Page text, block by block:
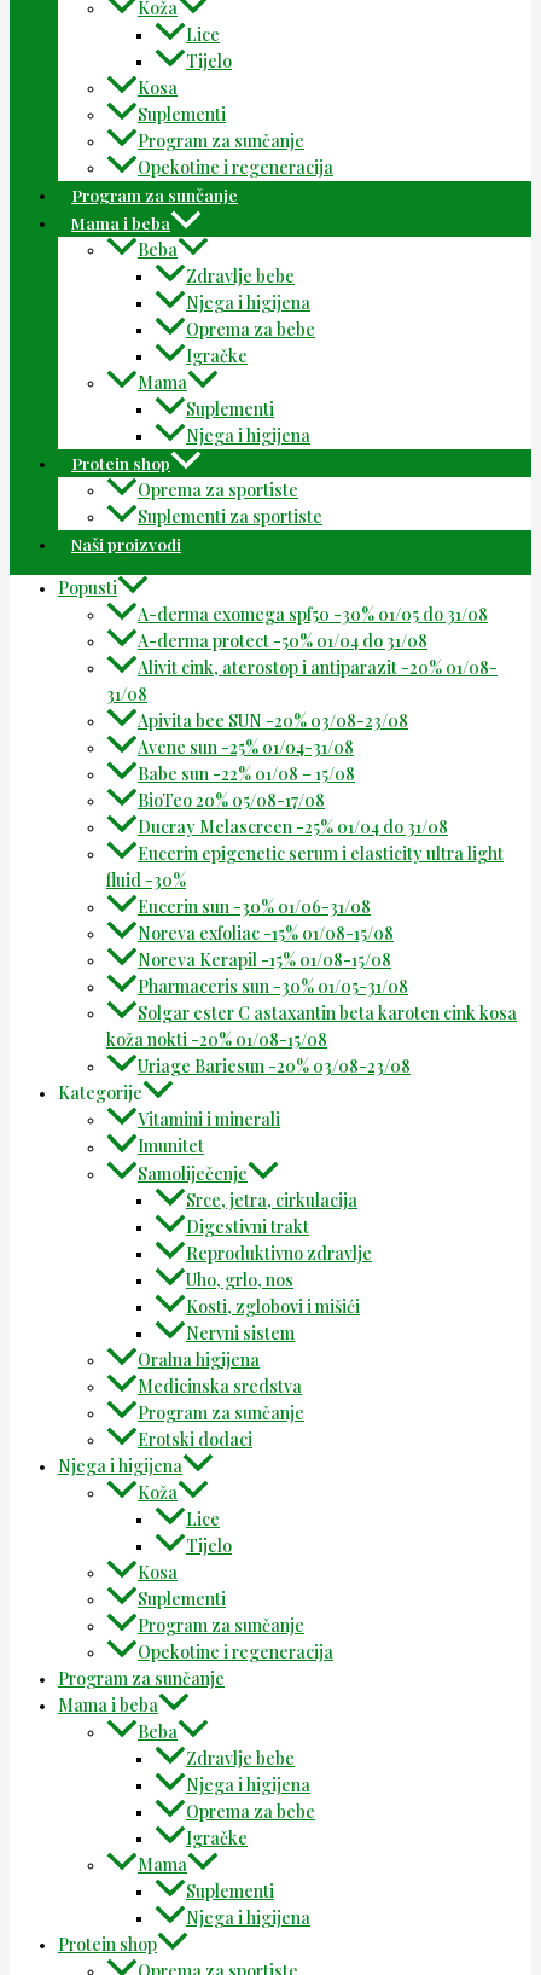
Koža
Lice
Tijelo
Kosa
Suplementi
Program za sunčanje
Opekotine i regeneracija
Program za sunčanje
Mama i beba
Beba
Zdravlje bebe
Njega i higijena
Oprema za bebe
Igračke
Mama
Suplementi
Njega i higijena
Protein shop
Oprema za sportiste
Suplementi za sportiste
Naši proizvodi
Popusti
A-derma exomega spf50 -30% 01/05 do 31/08
A-derma protect -50% 01/04 do 31/08
Alivit cink, aterostop i antiparazit -20% 01/08-
31/08
Apivita bee SUN -20% 03/08-23/08
Avene sun -25% 01/04-31/08
Babe sun -22% 01/08 – 15/08
BioTeo 20% 05/08-17/08
Ducray Melascreen -25% 01/04 do 31/08
Eucerin epigenetic serum i elasticity ultra light
fluid -30%
Eucerin sun -30% 01/06-31/08
Noreva exfoliac -15% 01/08-15/08
Noreva Kerapil -15% 01/08-15/08
Pharmaceris sun -30% 01/05-31/08
Solgar ester C astaxantin beta karoten cink kosa
koža nokti -20% 01/08-15/08
Uriage Bariesun -20% 03/08-23/08
Kategorije
Vitamini i minerali
Imunitet
Samoliječenje
Srce, jetra, cirkulacija
Digestivni trakt
Reproduktivno zdravlje
Uho, grlo, nos
Kosti, zglobovi i mišići
Nervni sistem
Oralna higijena
Medicinska sredstva
Program za sunčanje
Erotski dodaci
Njega i higijena
Koža
Lice
Tijelo
Kosa
Suplementi
Program za sunčanje
Opekotine i regeneracija
Program za sunčanje
Mama i beba
Beba
Zdravlje bebe
Njega i higijena
Oprema za bebe
Igračke
Mama
Suplementi
Njega i higijena
Protein shop